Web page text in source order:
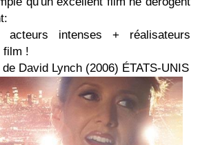
intenses + réalisateurs
film !
de David Lynch (2006) ÉTATS-UNIS